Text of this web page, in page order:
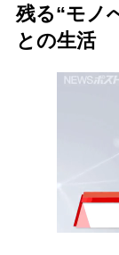
残る“モノ
との生活